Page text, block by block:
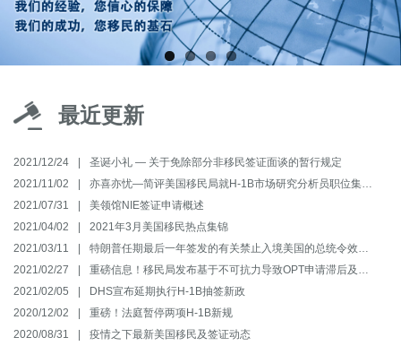
最近更新
2021/12/24
圣诞小礼 — 关于免除部分非移民签证面谈的暂行规定
2021/11/02
亦喜亦忧—简评美国移民局就H-1B市场研究分析员职位集团诉讼达成和解
2021/07/31
美领馆NIE签证申请概述
2021/04/02
2021年3月美国移民热点集锦
2021/03/11
特朗普任期最后一年签发的有关禁止入境美国的总统令效力解析
2021/02/27
重磅信息！移民局发布基于不可抗力导致OPT申请滞后及退卷的补救措施
2021/02/05
DHS宣布延期执行H-1B抽签新政
2020/12/02
重磅！法庭暂停两项H-1B新规
2020/08/31
疫情之下最新美国移民及签证动态